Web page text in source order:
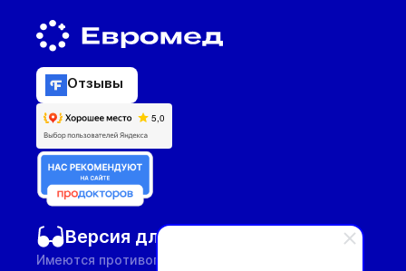
Отзывы
Версия для слабовидящих
Имеются противопоказания, необходима